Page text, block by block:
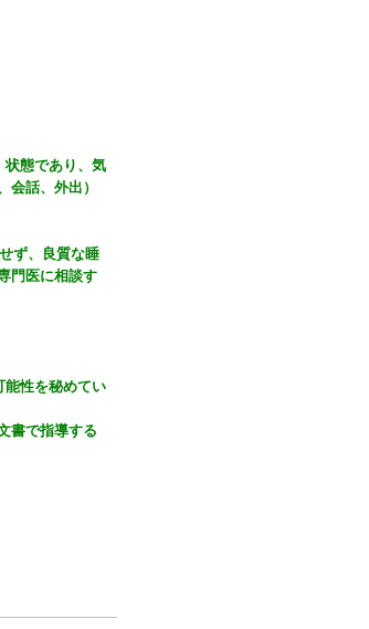
状態であり、気
話、外出）
ず、良質な睡
門医に相談す
能性を秘めてい
書で指導する